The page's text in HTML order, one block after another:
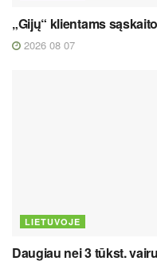
„Gijų“ klientams
2026 08 07
LIETUVOJE
Daugiau nei 3 tūkst.